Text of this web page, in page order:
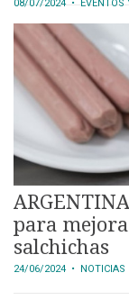
08/07/2024 • EVENTOS
para
salchichas
24/06/2024 • NOTICIAS